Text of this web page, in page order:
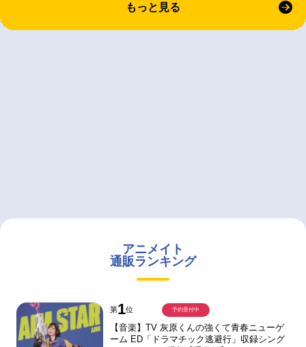
もっと見る
アニメイト
通販ランキング
第1位
【音楽】TV 灰原くんの強くて青春ニューゲ
ーム ED「ドラマチック逃避行」収録シング
予約受付中